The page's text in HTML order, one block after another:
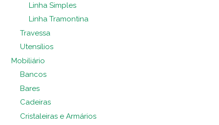
Linha Simples
Linha Tramontina
Travessa
Utensílios
Mobiliário
Bancos
Bares
Cadeiras
Cristaleiras e Armários